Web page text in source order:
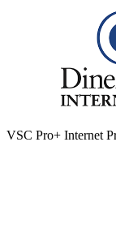
VSC Pro+ Internet